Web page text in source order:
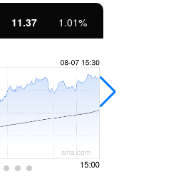
11.37 1.01%